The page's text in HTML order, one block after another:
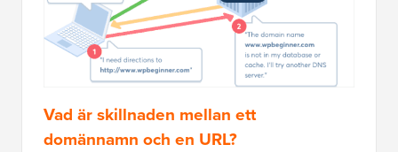
Vad är skillnaden mellan ett
domännamn och en URL?